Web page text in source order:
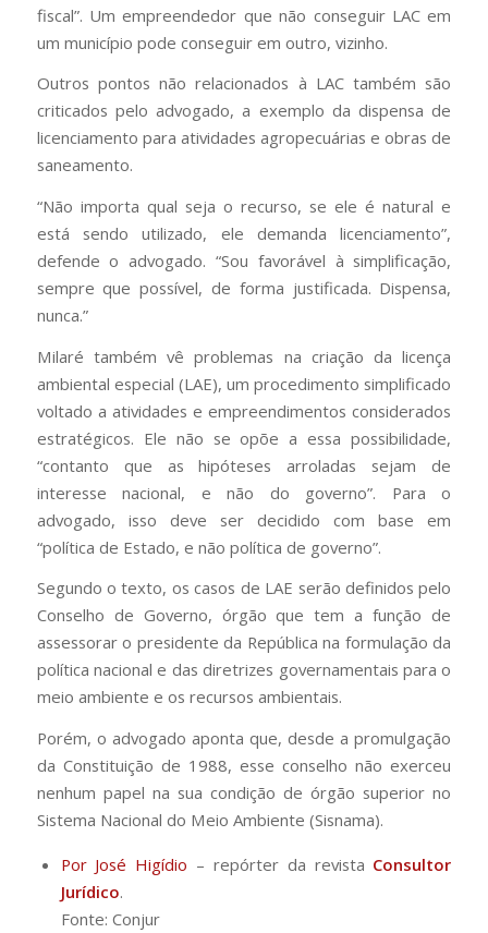
fiscal”. Um empreendedor que não conseguir LAC em
um município pode conseguir em outro, vizinho.
Outros pontos não relacionados à LAC também são
criticados pelo advogado, a exemplo da dispensa de
licenciamento para atividades agropecuárias e obras de
saneamento.
“Não importa qual seja o recurso, se ele é natural e
está sendo utilizado, ele demanda licenciamento”,
defende o advogado. “Sou favorável à simplificação,
sempre que possível, de forma justificada. Dispensa,
nunca.”
Milaré também vê problemas na criação da licença
ambiental especial (LAE), um procedimento simplificado
voltado a atividades e empreendimentos considerados
estratégicos. Ele não se opõe a essa possibilidade,
“contanto que as hipóteses arroladas sejam de
interesse nacional, e não do governo”. Para o
advogado, isso deve ser decidido com base em
“política de Estado, e não política de governo”.
Segundo o texto, os casos de LAE serão definidos pelo
Conselho de Governo, órgão que tem a função de
assessorar o presidente da República na formulação da
política nacional e das diretrizes governamentais para o
meio ambiente e os recursos ambientais.
Porém, o advogado aponta que, desde a promulgação
da Constituição de 1988, esse conselho não exerceu
nenhum papel na sua condição de órgão superior no
Sistema Nacional do Meio Ambiente (Sisnama).
Por José Higídio – repórter da revista Consultor
Jurídico.
Fonte: Conjur